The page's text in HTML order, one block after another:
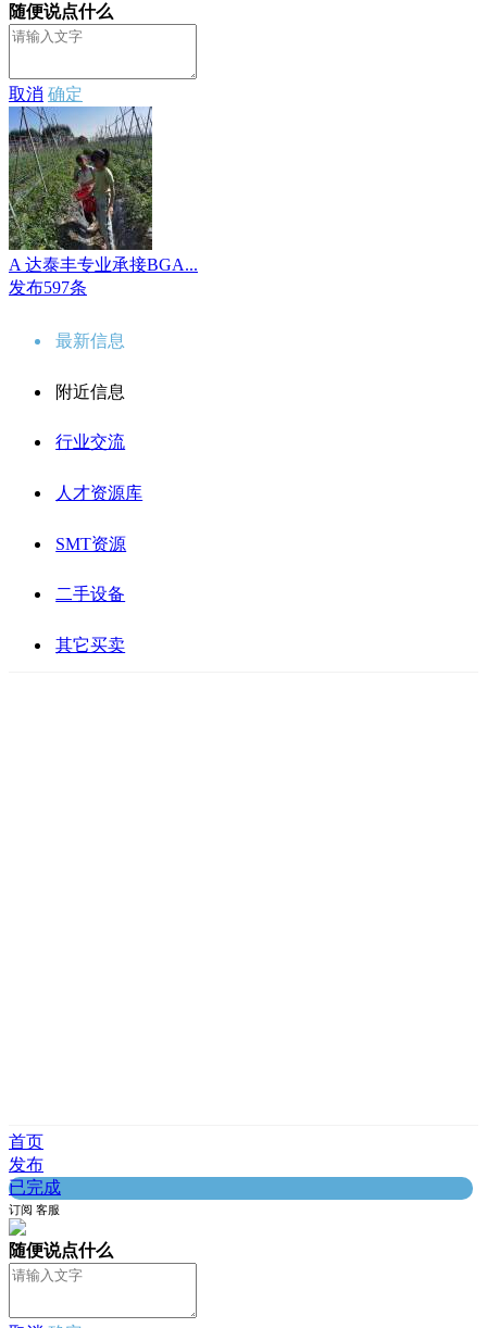
随便说点什么
取消 确定
A 达泰丰专业承接BGA...
发布597条
最新信息
附近信息
行业交流
人才资源库
SMT资源
二手设备
其它买卖
首页
发布
已完成
订阅 客服
随便说点什么